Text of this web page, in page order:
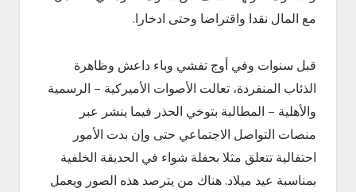
مع المال نقدا واقتراضا وحتى ادخارا.
قبل سنوات وفي أوج تفشي وباء داعش وظاهرة
الذئاب المنفردة، تعالت الأصوات الأميركية – الرسمية
والأهلية – المطالبة بتوخي الحذر فيما ينشر عبر
منصات التواصل الاجتماعي حتى وإن بدت الأمور
احتفالية تتعلق مثلا بحفلة شواء في الحديقة الخلفية
بمناسبة عيد ميلاد. هناك من يترصد هذه الصور ويعمل